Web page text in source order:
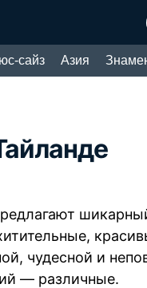
сайз Азия
чудесной и
— различные.